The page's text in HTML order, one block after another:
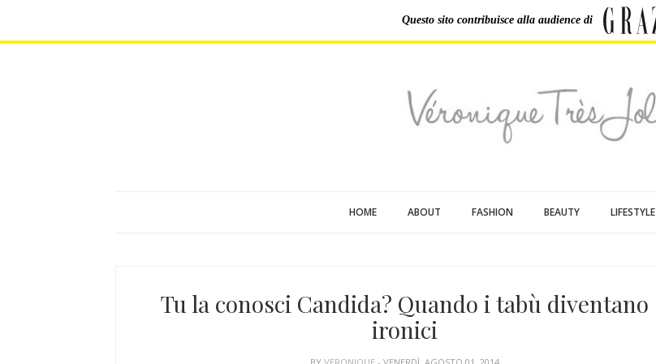
Questo sito contribuisce alla audience di
HOME ABOUT FASHION BEAUTY LIFESTYLE
Tu la conosci Candida? Quando i tabù diventano
ironici